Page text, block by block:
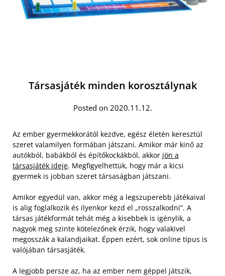
Társasjáték minden korosztálynak
Posted on 2020.11.12.
Az ember gyermekkorától kezdve, egész életén keresztül
szeret valamilyen formában játszani. Amikor már kinő az
autókból, babákból és építőkockákból, akkor jön a
társasjáték ideje. Megfigyelhettük, hogy már a kicsi
gyermek is jobban szeret társaságban játszani.
Amikor egyedül van, akkor még a legszuperebb játékaival
is alig foglalkozik és ilyenkor kezd el „rosszalkodni”. A
társas játékformát tehát még a kisebbek is igénylik, a
nagyok meg szinte kötelezőnek érzik, hogy valakivel
megosszák a kalandjaikat. Éppen ezért, sok online típus is
valójában társasjáték.
A legjobb persze az, ha az ember nem géppel játszik,